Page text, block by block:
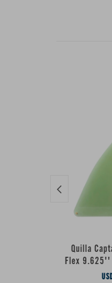
Quilla
Flex 9.625''
